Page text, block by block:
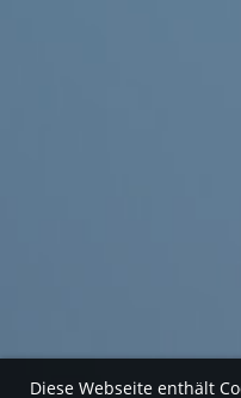
Diese Webseite enthält